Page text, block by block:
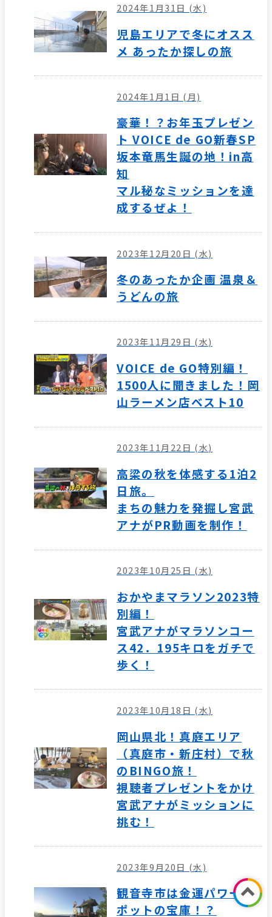
2024年1月31日 (水)
児島エリアで冬にオスス
メ あったか探しの旅
2024年1月1日 (月)
豪華！？お年玉プレゼン
ト VOICE de GO新春SP
坂本竜馬生誕の地！in高
知
マル秘なミッションを達
成するぜよ！
2023年12月20日 (水)
冬のあったか企画 温泉＆
うどんの旅
2023年11月29日 (水)
VOICE de GO特別編！
1500人に聞きました！岡
山ラーメン店ベスト10
2023年11月22日 (水)
高梁の秋を体感する1泊2
日旅。
まちの魅力を発掘し宮武
アナがPR動画を制作！
2023年10月25日 (水)
おかやまマラソン2023特
別編！
宮武アナがマラソンコー
ス42．195キロをガチで
歩く！
2023年10月18日 (水)
岡山県北！真庭エリア
（真庭市・新庄村）で秋
のBINGO旅！
視聴者プレゼントをかけ
宮武アナがミッションに
挑む！
2023年9月20日 (水)
観音寺市は金運パワース
ポットの宝庫！？